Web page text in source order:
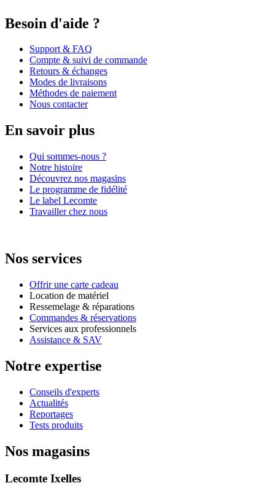
Besoin d'aide ?
Support & FAQ
Compte & suivi de commande
Retours & échanges
Modes de livraisons
Méthodes de paiement
Nous contacter
En savoir plus
Qui sommes-nous ?
Notre histoire
Découvrez nos magasins
Le programme de fidélité
Le label Lecomte
Travailler chez nous
Nos services
Offrir une carte cadeau
Location de matériel
Ressemelage & réparations
Commandes & réservations
Services aux professionnels
Assistance & SAV
Notre expertise
Conseils d'experts
Actualités
Reportages
Tests produits
Nos magasins
Lecomte Ixelles